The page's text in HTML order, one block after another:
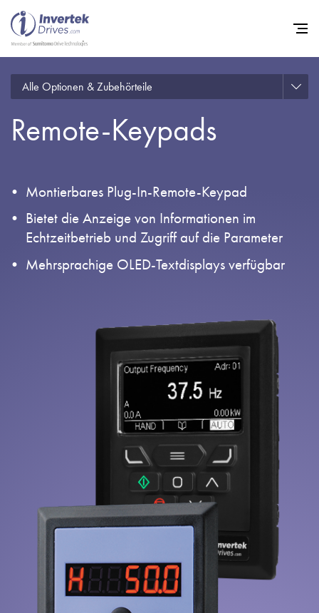
Alle Optionen & Zubehörteile
Remote-Keypads
Montierbares Plug-In-Remote-Keypad
Bietet die Anzeige von Informationen im
Echtzeitbetrieb und Zugriff auf die Parameter
Mehrsprachige OLED-Textdisplays verfügbar
Startseite
Frequenzumrichter
Nachhaltigkeit
News
Karriere
Unternehmen
Datenschutzrichtlinie
Sitemap
Einloggen